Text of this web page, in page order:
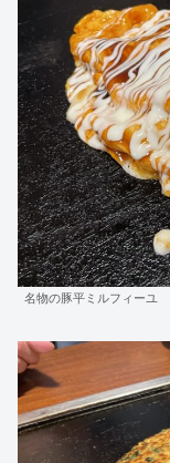
名物の豚平ミルフィーユ